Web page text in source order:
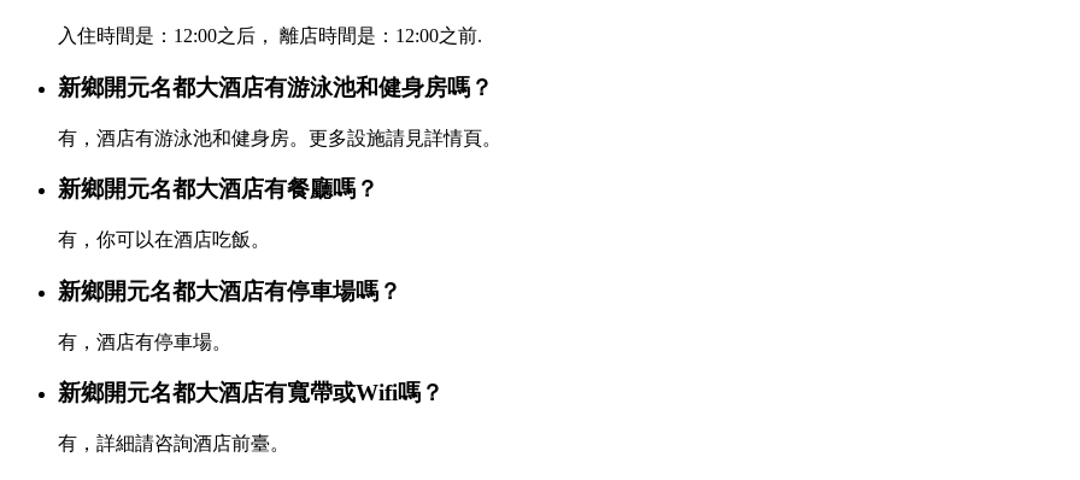
入住時間是：12:00之后， 離店時間是：12:00之前.
新鄉開元名都大酒店有游泳池和健身房嗎？
有，酒店有游泳池和健身房。更多設施請見詳情頁。
新鄉開元名都大酒店有餐廳嗎？
有，你可以在酒店吃飯。
新鄉開元名都大酒店有停車場嗎？
有，酒店有停車場。
新鄉開元名都大酒店有寬帶或Wifi嗎？
有，詳細請咨詢酒店前臺。